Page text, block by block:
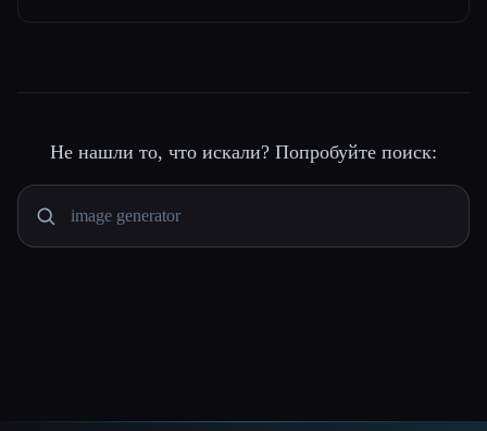
Не нашли то, что искали? Попробуйте поиск: